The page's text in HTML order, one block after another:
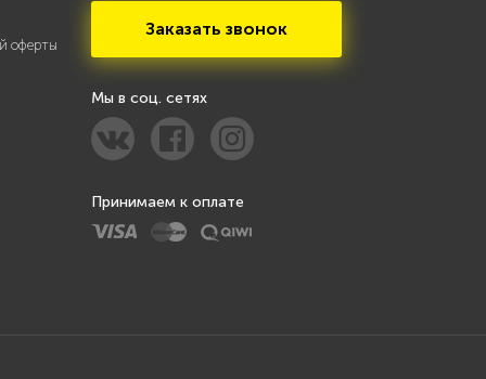
оферты
Заказать звонок
Мы в соц. сетях
Принимаем к оплате